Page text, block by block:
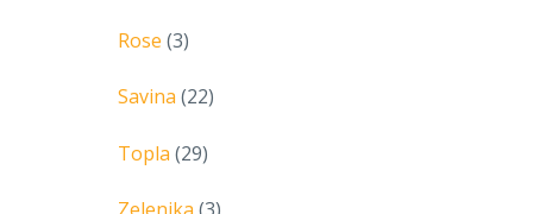
Rose (3)
Savina (22)
Topla (29)